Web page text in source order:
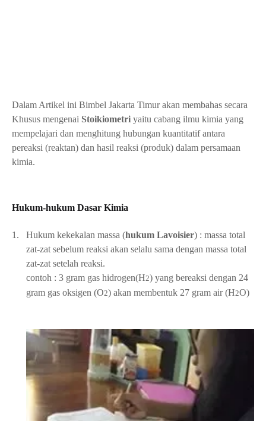
Dalam Artikel ini Bimbel Jakarta Timur akan membahas secara
Khusus mengenai Stoikiometri yaitu cabang ilmu kimia yang
mempelajari dan menghitung hubungan kuantitatif antara
pereaksi (reaktan) dan hasil reaksi (produk) dalam persamaan
kimia.
Hukum-hukum Dasar Kimia
1. Hukum kekekalan massa (hukum Lavoisier) : massa total
zat-zat sebelum reaksi akan selalu sama dengan massa total
zat-zat setelah reaksi.
contoh : 3 gram gas hidrogen(H2) yang bereaksi dengan 24
gram gas oksigen (O2) akan membentuk 27 gram air (H2O)